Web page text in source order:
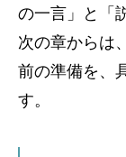
の一言」と「
次の章からは
前の準備を、
す。